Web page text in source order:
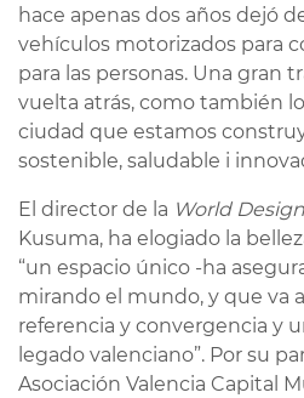
hace apenas dos años dejó
vehículos motorizados para
para las personas. Una gran
vuelta atrás, como también
ciudad que estamos
sostenible, saludable i
El director de la World
Kusuma, ha elogiado la
“un espacio único -ha
mirando el mundo, y que va
referencia y convergencia y
legado valenciano”. Por su
Asociación Valencia Capital